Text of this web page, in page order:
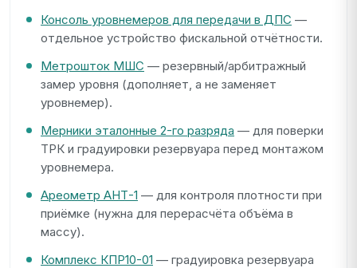
Консоль уровнемеров для передачи в ДПС —
отдельное устройство фискальной отчётности.
Метрошток МШС — резервный/арбитражный
замер уровня (дополняет, а не заменяет
уровнемер).
Мерники эталонные 2-го разряда — для поверки
ТРК и градуировки резервуара перед монтажом
уровнемера.
Ареометр АНТ-1 — для контроля плотности при
приёмке (нужна для перерасчёта объёма в
массу).
Комплекс КПР10-01 — градуировка резервуара